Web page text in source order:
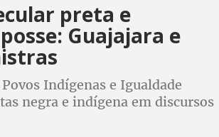
preta e
Guajajara e
Indígenas e Igualdade
negra e indígena em discursos